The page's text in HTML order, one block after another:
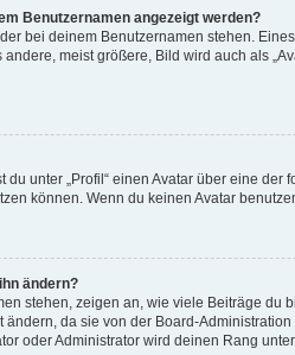
Benutzernamen angezeigt werden?
bei deinem Benutzernamen stehen.
meist größere, Bild wird auch als
du unter „Profil“ einen Avatar über eine
können. Wenn du keinen Avatar
ändern?
stehen, zeigen an, wie viele Beiträge
ändern, da sie von der Board-
oder Administrator wird deinen Rang